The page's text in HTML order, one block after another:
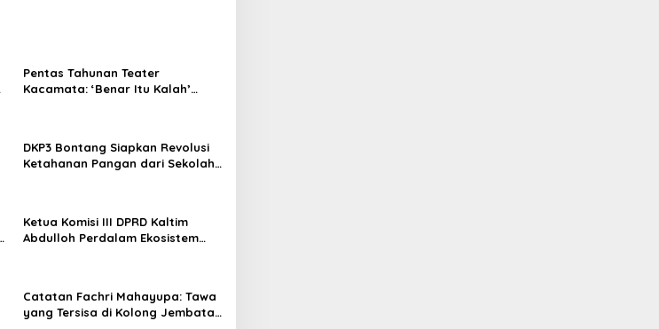
Pentas Tahunan Teater
Kacamata: ‘Benar Itu Kalah’
DKP3 Bontang Siapkan Revolusi
Ketahanan Pangan dari Sekolah,
Ketua Komisi III DPRD Kaltim
Abdulloh Perdalam Ekosistem
Catatan Fachri Mahayupa: Tawa
yang Tersisa di Kolong Jembatan